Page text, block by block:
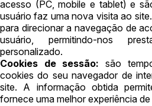
acesso (PC, mobile e tablet) e
usuário faz uma nova visita ao
para direcionar a navegação de
usuário, permitindo-nos
personalizado.
Cookies de sessão: são
cookies do seu navegador de
site. A informação obtida
fornece uma melhor experiência